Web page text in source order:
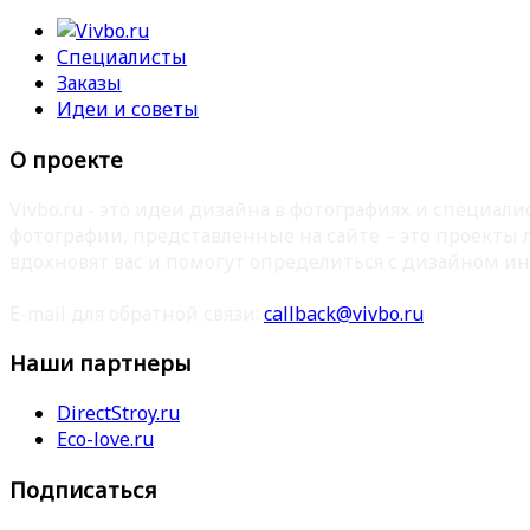
Специалисты
Заказы
Идеи и советы
О проекте
callback@vivbo.ru
Наши партнеры
DirectStroy.ru
Eco-love.ru
Подписаться